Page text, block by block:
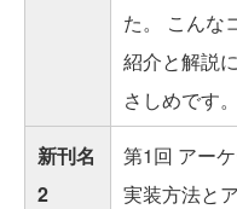
た。 こんな
紹介と解説
さしめです
新刊名
2
第1回 アー
実装方法と